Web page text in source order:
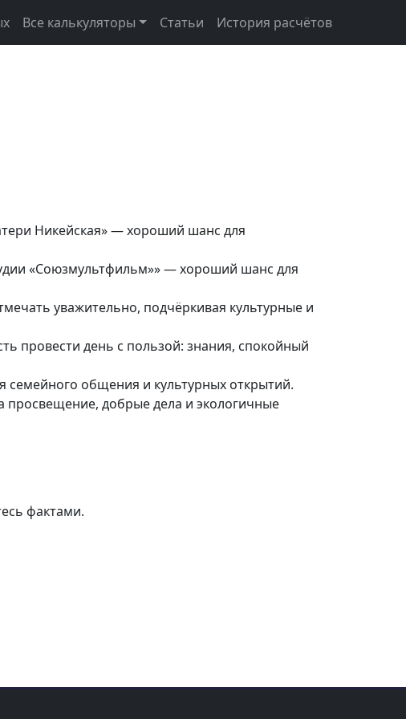
Все калькуляторы Статьи История расчётов
Никейская» — хороший шанс для
«Союзмультфильм»» — хороший шанс для
уважительно, подчёркивая культурные и
провести день с пользой: знания, спокойный
общения и культурных открытий.
добрые дела и экологичные
фактами.